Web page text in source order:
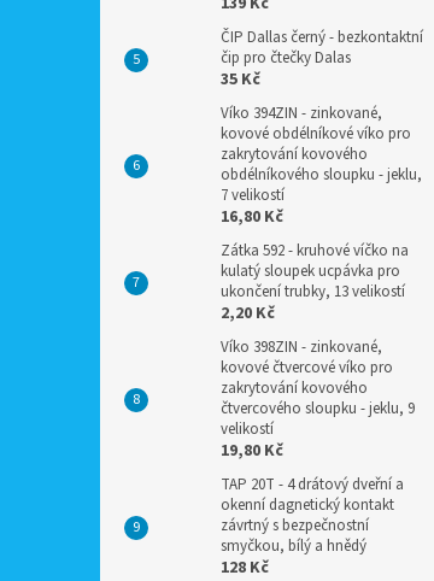
ČIP Dallas černý - bezkontaktní
čip pro čtečky Dalas
35 Kč
Víko 394ZIN - zinkované,
kovové obdélníkové víko pro
zakrytování kovového
obdélníkového sloupku - jeklu,
7 velikostí
16,80 Kč
Zátka 592 - kruhové víčko na
kulatý sloupek ucpávka pro
ukončení trubky, 13 velikostí
2,20 Kč
Víko 398ZIN - zinkované,
kovové čtvercové víko pro
zakrytování kovového
čtvercového sloupku - jeklu, 9
velikostí
19,80 Kč
TAP 20T - 4 drátový dveřní a
okenní dagnetický kontakt
závrtný s bezpečnostní
smyčkou, bílý a hnědý
128 Kč